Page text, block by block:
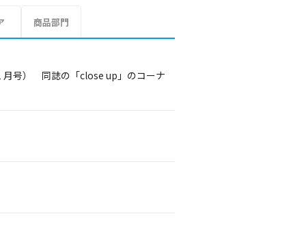
商品部門
月号） 同誌の「close up」のコーナ